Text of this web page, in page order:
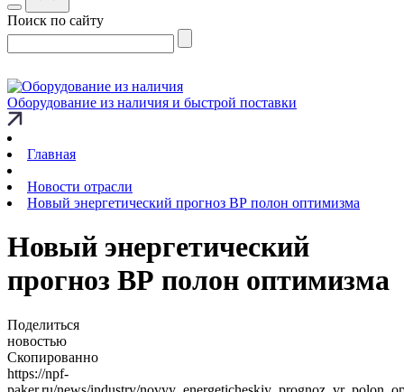
Поиск по сайту
Оборудование из наличия и быстрой поставки
Главная
Новости отрасли
Новый энергетический прогноз ВР полон оптимизма
Новый энергетический
прогноз ВР полон оптимизма
Поделиться
новостью
Скопированно
https://npf-